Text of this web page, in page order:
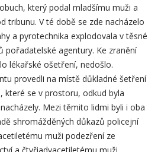
který podal mladšímu muži a
tribunu. V té době se zde nacházelo
a pyrotechnika explodovala v těsné
pořadatelské agentury. Ke zranění
lékařské ošetření, nedošlo.
provedli na místě důkladné šetření
které se v prostoru, odkud byla
Mezi těmito lidmi byli i oba
shromážděných důkazů policejní
muži podezření ze